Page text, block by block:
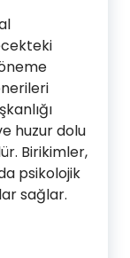
huzur dolu
Birikimler,
psikolojik
sağlar.